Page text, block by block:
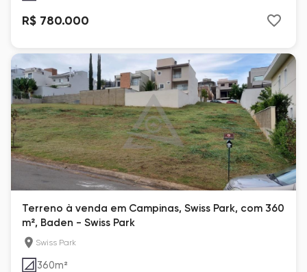
R$ 780.000
Terreno à venda em Campinas, Swiss Park, com 360
m², Baden - Swiss Park
Swiss Park
360m²